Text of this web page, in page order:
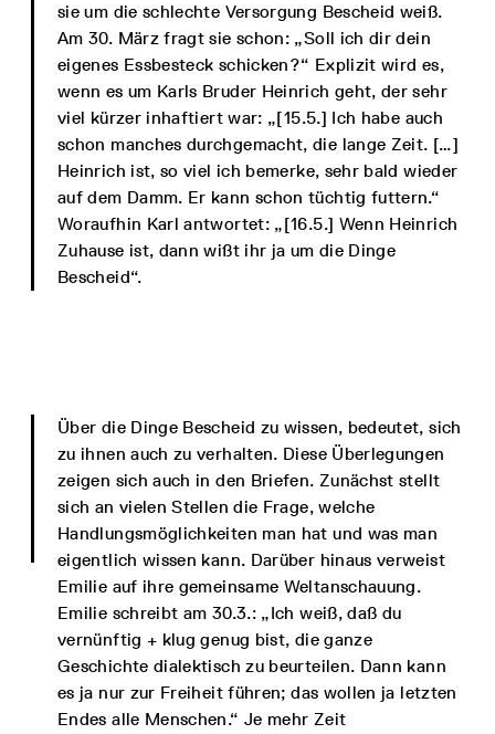
sie um die schlechte Versorgung Bescheid weiß.
Am 30. März fragt sie schon: „Soll ich dir dein
eigenes Essbesteck schicken?“ Explizit wird es,
wenn es um Karls Bruder Heinrich geht, der sehr
viel kürzer inhaftiert war: „[15.5.] Ich habe auch
schon manches durchgemacht, die lange Zeit. […]
Heinrich ist, so viel ich bemerke, sehr bald wieder
auf dem Damm. Er kann schon tüchtig futtern.“
Woraufhin Karl antwortet: „[16.5.] Wenn Heinrich
Zuhause ist, dann wißt ihr ja um die Dinge
Bescheid“.
Über die Dinge Bescheid zu wissen, bedeutet, sich
zu ihnen auch zu verhalten. Diese Überlegungen
zeigen sich auch in den Briefen. Zunächst stellt
sich an vielen Stellen die Frage, welche
Handlungsmöglichkeiten man hat und was man
eigentlich wissen kann. Darüber hinaus verweist
Emilie auf ihre gemeinsame Weltanschauung.
Emilie schreibt am 30.3.: „Ich weiß, daß du
vernünftig + klug genug bist, die ganze
Geschichte dialektisch zu beurteilen. Dann kann
es ja nur zur Freiheit führen; das wollen ja letzten
Endes alle Menschen.“ Je mehr Zeit